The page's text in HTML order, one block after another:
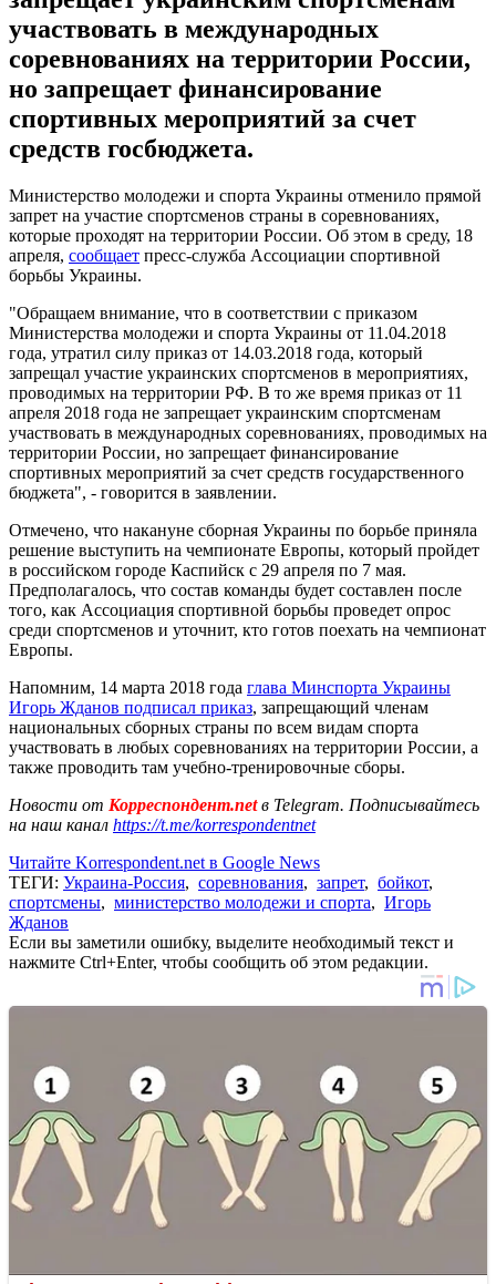
участвовать в международных
соревнованиях на территории России,
но запрещает финансирование
спортивных мероприятий за счет
средств госбюджета.
Министерство молодежи и спорта Украины отменило прямой
запрет на участие спортсменов страны в соревнованиях,
которые проходят на территории России. Об этом в среду, 18
апреля, сообщает пресс-служба Ассоциации спортивной
борьбы Украины.
"Обращаем внимание, что в соответствии с приказом
Министерства молодежи и спорта Украины от 11.04.2018
года, утратил силу приказ от 14.03.2018 года, который
запрещал участие украинских спортсменов в мероприятиях,
проводимых на территории РФ. В то же время приказ от 11
апреля 2018 года не запрещает украинским спортсменам
участвовать в международных соревнованиях, проводимых на
территории России, но запрещает финансирование
спортивных мероприятий за счет средств государственного
бюджета", - говорится в заявлении.
Отмечено, что накануне сборная Украины по борьбе приняла
решение выступить на чемпионате Европы, который пройдет
в российском городе Каспийск с 29 апреля по 7 мая.
Предполагалось, что состав команды будет составлен после
того, как Ассоциация спортивной борьбы проведет опрос
среди спортсменов и уточнит, кто готов поехать на чемпионат
Европы.
Напомним, 14 марта 2018 года глава Минспорта Украины
Игорь Жданов подписал приказ, запрещающий членам
национальных сборных страны по всем видам спорта
участвовать в любых соревнованиях на территории России, а
также проводить там учебно-тренировочные сборы.
Новости от Корреспондент.netв Telegram. Подписывайтесь
на наш канал https://t.me/korrespondentnet
Читайте Korrespondent.net в Google News
ТЕГИ: Украина-Россия, соревнования, запрет, бойкот,
спортсмены, министерство молодежи и спорта, Игорь
Жданов
Если вы заметили ошибку, выделите необходимый текст и
нажмите Ctrl+Enter, чтобы сообщить об этом редакции.